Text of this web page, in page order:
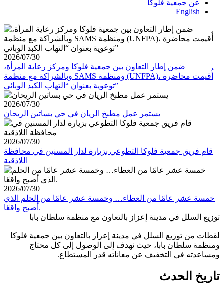
عن جمعية فلوكا
English
2026/07/30
ضمن إطار التعاون بين جمعية فلوكا ومركز رعاية المرأة،
وبالشراكة مع منظمة SAMS ومنظمة (UNFPA)، أُقيمت محاضرة
توعوية بعنوان “التهاب الكبد الوبائي”
2026/07/30
يستمر عمل مطبخ الريان في حي بساتين الريحان
2026/07/30
قام فريق جمعية فلوكا التطوعي بزيارة لدار المسنين في محافظة
اللاذقية
2026/07/30
خمسة عشر عامًا من العطاء… وخمسة عشر عامًا من الحلم الذي
أصبح واقعًا.
توزيع السلل في مدينة إعزاز بالتعاون مع منظمة سلطان بابا
لقطات من توزيع السلل في مدينة إعزاز بالتعاون بين جمعية فلوكا
ومنظمة سلطان بابا، حيث نهدف إلى الوصول إلى كل محتاج
ومساعدته في التخفيف عن معاناته قدر المستطاع.
تاريخ الحدث